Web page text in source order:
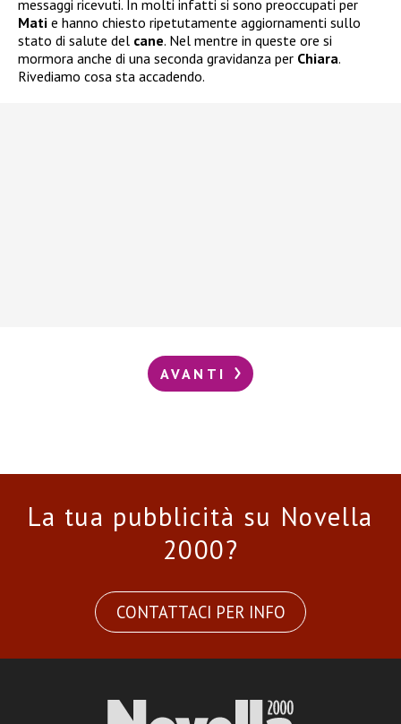
messaggi ricevuti. In molti infatti si sono preoccupati per
Mati e hanno chiesto ripetutamente aggiornamenti sullo
stato di salute del cane. Nel mentre in queste ore si
mormora anche di una seconda gravidanza per Chiara.
Rivediamo cosa sta accadendo.
AVANTI
La tua pubblicità su Novella
2000?
CONTATTACI PER INFO